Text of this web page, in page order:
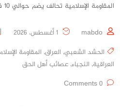
المقاومة الإسلامية تحالف يضم حوالي 10 فصائل
mabdo
الحشد الشعبي, العراق, المقاومة
العراقية, النجباء, عصائب أهل الحق